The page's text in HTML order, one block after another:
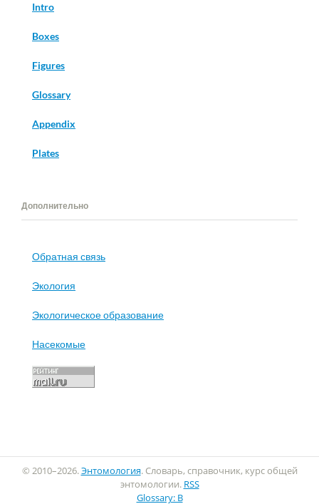
Intro
Boxes
Figures
Glossary
Appendix
Plates
Дополнительно
Обратная связь
Экология
Экологическое образование
Насекомые
© 2010–2026.Энтомология. Словарь, справочник, курс общей
энтомологии. RSS
Glossary: B